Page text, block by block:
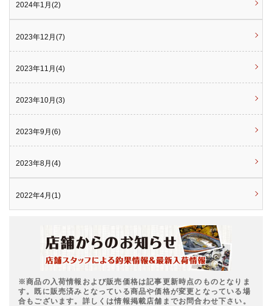
2024年1月(2)
2023年12月(7)
2023年11月(4)
2023年10月(3)
2023年9月(6)
2023年8月(4)
2022年4月(1)
※商品の入荷情報および販売価格は記事更新時点のものとなりま
す。既に販売済みとなっている商品や価格が変更となっている場
合もございます。詳しくは情報掲載店舗までお問合わせ下さい。